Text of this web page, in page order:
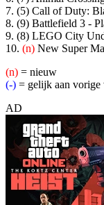
7. (5) Call of Duty:
8. (9) Battlefield 3 -
9. (8) LEGO City
10. (n) New Super
(n) = nieuw
(-) = gelijk aan vorige
AD